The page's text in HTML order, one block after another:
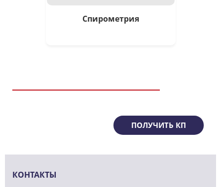
Спирометрия
ПОЛУЧИТЬ КП
КОНТАКТЫ